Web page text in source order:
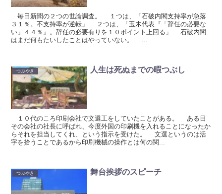
毎日新聞の２つの世論調査。 １つは、「石破内閣支持率が急落
３１％。不支持率が逆転」 ２つは、「玉木代表『「辞任の必要な
い」４４％』。辞任の必要有りを１０ポイント上回る」 石破内閣
はまだ何もたいしたことはやっていない。 ...
つぶやき 人生は死ぬまでの暇つぶし
１０代のころ印刷会社で文選工をしていたことがある。 ある日
その会社の社長に呼ばれ、今度外国の印刷機を入れることになったか
らそれを担当してくれ、という指示を受けた。 文選というのは活
字を拾うことであるから印刷機械の操作とは何の関...
つぶやき 舞台挨拶のスピーチ